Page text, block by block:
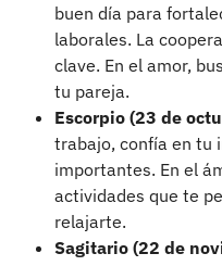
buen día para
laborales. La
clave. En el amor,
tu pareja.
Escorpio (23 de
trabajo, confía en tu
importantes. En el
actividades que te
relajarte.
Sagitario (22 de